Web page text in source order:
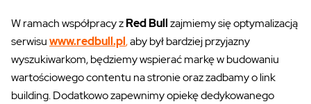
W ramach współpracy zRed Bullzajmiemy się optymalizacją
serwisuwww.redbull.pl,aby był bardziej przyjazny
wyszukiwarkom, będziemy wspierać markę w budowaniu
wartościowego contentu na stronie oraz zadbamy o link
building. Dodatkowo zapewnimy opiekę dedykowanego